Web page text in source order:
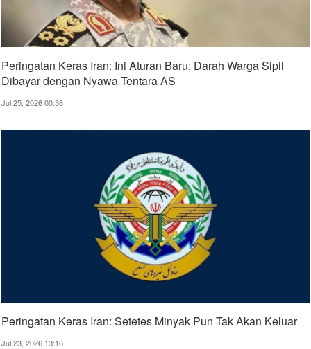
Peringatan Keras Iran: Ini Aturan Baru; Darah Warga Sipil
Dibayar dengan Nyawa Tentara AS
Jul 25, 2026 00:36
Peringatan Keras Iran: Setetes Minyak Pun Tak Akan Keluar
Jul 23, 2026 13:16